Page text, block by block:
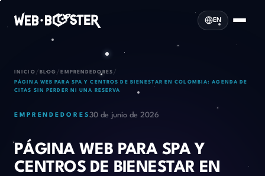
EN
INICIO / BLOG /EMPRENDEDORES /
PÁGINA WEB PARA SPA Y CENTROS DE BIENESTAR EN COLOMBIA: AGENDA DE
CITAS SIN PERDER NI UNA RESERVA
EMPRENDEDORES30 de junio de 2026
PÁGINA WEB PARA SPA Y
CENTROS DE BIENESTAR EN